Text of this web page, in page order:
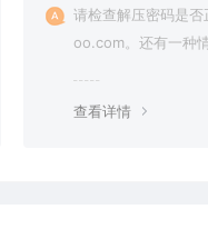
请检查解压密码是
oo.com。还有一种
查看详情